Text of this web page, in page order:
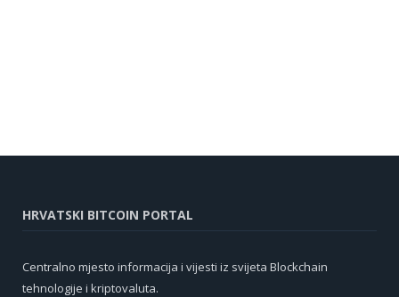
HRVATSKI BITCOIN PORTAL
Centralno mjesto informacija i vijesti iz svijeta Blockchain
tehnologije i kriptovaluta.